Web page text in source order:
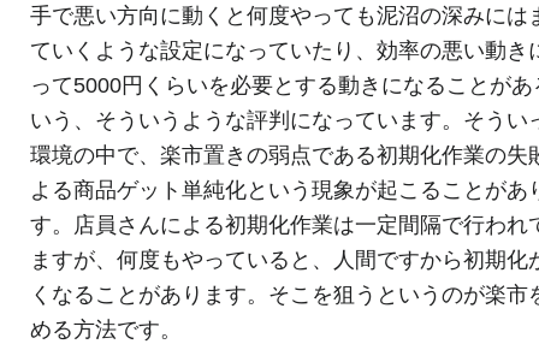
手で悪い方向に動くと何度やっても泥沼の深みには
ていくような設定になっていたり、効率の悪い動き
って5000円くらいを必要とする動きになることがあ
いう、そういうような評判になっています。そうい
環境の中で、楽市置きの弱点である初期化作業の失
よる商品ゲット単純化という現象が起こることがあ
す。店員さんによる初期化作業は一定間隔で行われ
ますが、何度もやっていると、人間ですから初期化
くなることがあります。そこを狙うというのが楽市
める方法です。